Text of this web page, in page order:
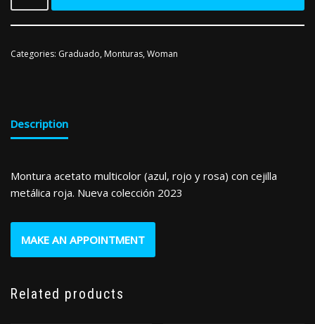
Categories: Graduado, Monturas,Woman
Description
Montura acetato multicolor (azul, rojo y rosa) con cejilla
metálica roja. Nueva colección 2023
MAKE AN APPOINTMENT
Related products